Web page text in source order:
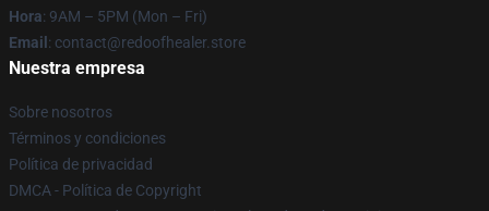
Hora: 9AM – 5PM (Mon – Fri)
Email : contact@redoofhealer.store
Nuestra empresa
Sobre nosotros
Términos y condiciones
Política de privacidad
DMCA - Política de Copyright